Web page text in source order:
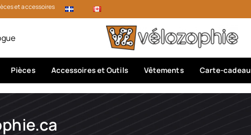
et accessoires
Pièces Accessoires et Outils Vêtements Carte-cadeau